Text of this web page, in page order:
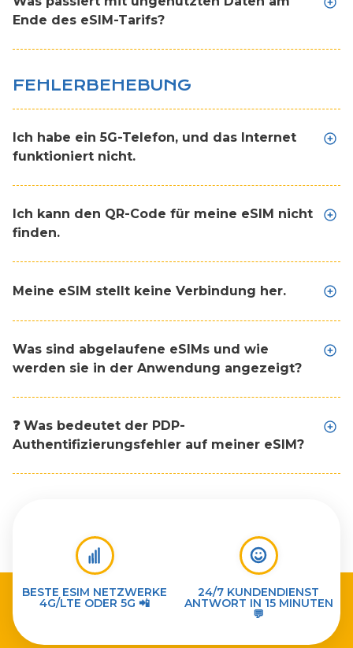
Ende des eSIM-Tarifs?
FEHLERBEHEBUNG
Ich habe ein 5G-Telefon, und das Internet
funktioniert nicht.
Ich kann den QR-Code für meine eSIM nicht
finden.
Meine eSIM stellt keine Verbindung her.
Was sind abgelaufene eSIMs und wie
werden sie in der Anwendung angezeigt?
❓ Was bedeutet der PDP-
Authentifizierungsfehler auf meiner eSIM?
BESTE ESIM NETZWERKE
4G/LTE ODER 5G 📲
24/7 KUNDENDIENST
ANTWORT IN 15 MINUTEN
💬